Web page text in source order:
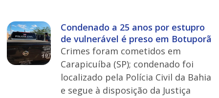
Condenado a 25 anos por estupro
de vulnerável é preso em Botuporã
Crimes foram cometidos em
Carapicuíba (SP); condenado foi
localizado pela Polícia Civil da Bahia
e segue à disposição da Justiça